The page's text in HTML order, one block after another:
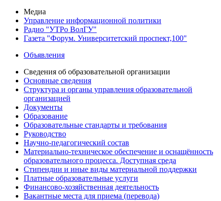
Медиа
Управление информационной политики
Радио "УТРо ВолГУ"
Газета "Форум. Университетский проспект,100"
Объявления
Сведения об образовательной организации
Основные сведения
Структура и органы управления образовательной
организацией
Документы
Образование
Образовательные стандарты и требования
Руководство
Научно-педагогический состав
Материально-техническое обеспечение и оснащённость
образовательного процесса. Доступная среда
Стипендии и иные виды материальной поддержки
Платные образовательные услуги
Финансово-хозяйственная деятельность
Вакантные места для приема (перевода)